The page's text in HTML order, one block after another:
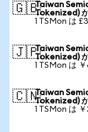
🇬🇧Taiwan
Tokenized)
1 TSMon は
🇯🇵Taiwan
Tokenized)
1 TSMon は
🇨🇳Taiwan
Tokenized)
1 TSMon は ￥